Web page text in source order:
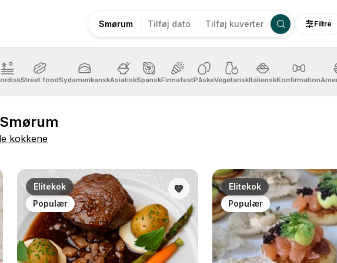
Smørum Tilføj dato Tilføj kuverter Filtre
Street foodSydamerikanskAsiatiskSpanskFirmafestPåskeVegetariskItalienskKonfirmation
kokkene
Elitekok
Populær
Elitekok
Populær